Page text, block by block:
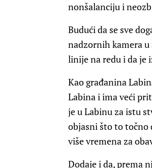
nonšalanciju i
Budući da se sve
nadzornih kamera u
linije na redu i da je
Kao građanina
Labina i ima veći
je u Labinu za istu
objasni što to točno
više vremena za
Dodaje i da, prema